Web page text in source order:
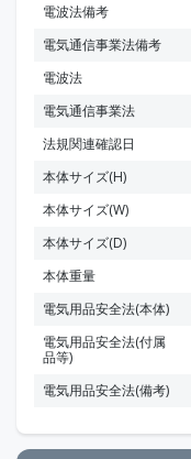
電波法備考
電気通信事業法備考
電波法
電気通信事業法
法規関連確認日
本体サイズ(H)
本体サイズ(W)
本体サイズ(D)
本体重量
電気用品安全法(本体)
電気用品安全法(付属
品等)
電気用品安全法(備考)